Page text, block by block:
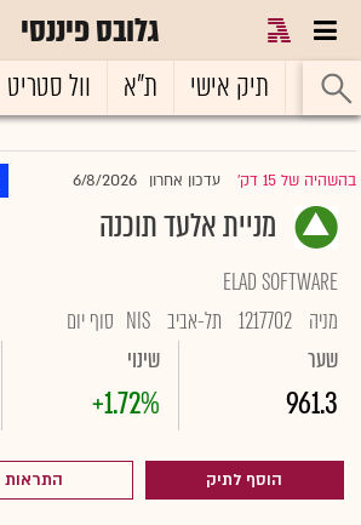
גלובס פיננסי
ראשי תיק אישי ת"א וול סטריט
בהשהיה של 15 דק' |עדכון אחרון 6/8/2026
מניית אלעד תוכנה
ELAD SOFTWARE
מניה 1217702 תל-אביב NIS סוף יום
שער
961.3
שינוי
+1.72%
הוסף לתיק התראות